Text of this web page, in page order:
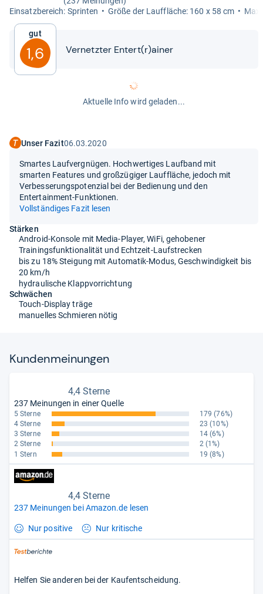
Ein­satz­be­reich: Sprin­ten
Größe der Lauf­flä­che: 160 x 58 cm
Gut
1,6 Ver­netz­ter Entert(r)ainer
Aktuelle Info wird geladen...
Unser Fazit06.03.2020
Smartes Laufvergnügen. Hochwertiges Laufband mit
smarten Features und großzügiger Lauffläche, jedoch mit
Verbesserungspotenzial bei der Bedienung und den
Entertainment-Funktionen.
Vollständiges Fazit lesen
Stärken
Android-Konsole mit Media-Player, WiFi, gehobener
Trainingsfunktionalität und Echtzeit-Laufstrecken
bis zu 18% Steigung mit Automatik-Modus, Geschwindigkeit bis
20 km/h
hydraulische Klappvorrichtung
Schwächen
Touch-Display träge
manuelles Schmieren nötig
Kun­den­mei­nun­gen
4,4 Sterne
237 Meinungen in einer Quelle
5 Sterne 179 (76%)
4 Sterne
23 (10%)
3 Sterne
14 (6%)
2 Sterne
2 (1%)
1 Stern
19 (8%)
4,4 Sterne
237 Meinungen bei Amazon.de lesen
Nur positive Nur kritische
Helfen Sie anderen bei der Kaufentscheidung.